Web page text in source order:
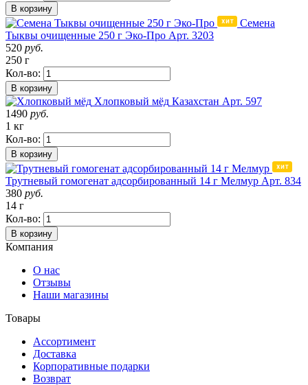
В корзину
Семена
Тыквы очищенные 250 г Эко-Про Арт. 3203
520 руб.
250 г
Кол-во:
В корзину
Хлопковый мёд Казахстан Арт. 597
1490 руб.
1 кг
Кол-во:
В корзину
Трутневый гомогенат адсорбированный 14 г Мелмур Арт. 834
380 руб.
14 г
Кол-во:
В корзину
Компания
О нас
Отзывы
Наши магазины
Товары
Ассортимент
Доставка
Корпоративные подарки
Возврат